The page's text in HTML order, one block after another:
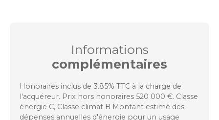
Informations
complémentaires
Honoraires inclus de 3.85% TTC à la charge de
l'acquéreur. Prix hors honoraires 520 000 €. Classe
énergie C, Classe climat B Montant estimé des
dépenses annuelles d'énergie pour un usage